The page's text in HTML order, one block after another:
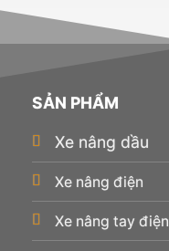
SẢN PHẨM
Xe nâng dầu
Xe nâng điện
Xe nâng tay điện